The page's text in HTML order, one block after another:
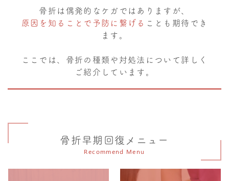
骨折は偶発的なケガではありますが、
原因を知ることで予防に繋げる ことも期待でき
ます。
ここでは、骨折の種類や対処法について詳しく
ご紹介しています。
骨折早期回復メニュー
Recommend Menu